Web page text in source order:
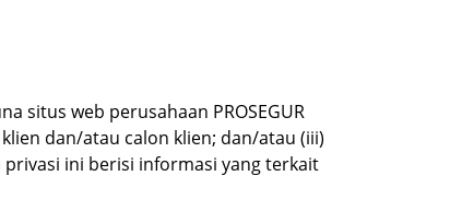
situs web perusahaan PROSEGUR
dan/atau calon klien; dan/atau (iii)
privasi ini berisi informasi yang terkait